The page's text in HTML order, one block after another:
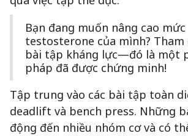
Bạn đang muốn nâng cao mức
testosterone của mình? Tham
bài tập kháng lực—đó là một
pháp đã được chứng minh!
Tập trung vào các bài tập toàn
deadlift và bench press. Những
động đến nhiều nhóm cơ và có